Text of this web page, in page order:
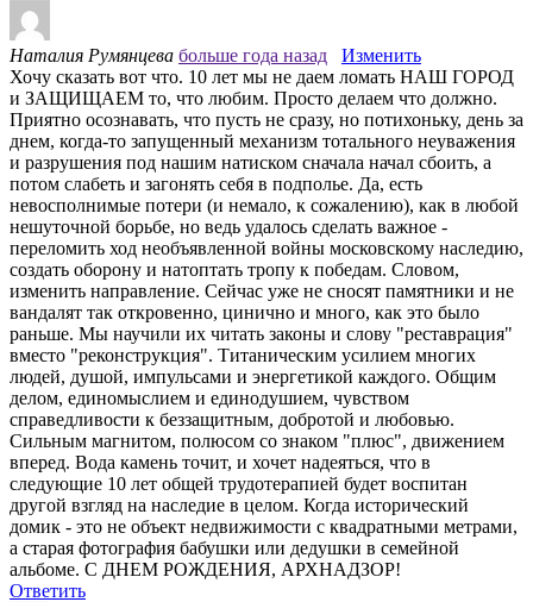
Наталия Румянцева больше года назад
Изменить
Хочу сказать вот что. 10 лет мы не даем ломать НАШ ГОРОД
и ЗАЩИЩАЕМ то, что любим. Просто делаем что должно.
Приятно осознавать, что пусть не сразу, но потихоньку, день за
днем, когда-то запущенный механизм тотального неуважения
и разрушения под нашим натиском сначала начал сбоить, а
потом слабеть и загонять себя в подполье. Да, есть
невосполнимые потери (и немало, к сожалению), как в любой
нешуточной борьбе, но ведь удалось сделать важное -
переломить ход необъявленной войны московскому наследию,
создать оборону и натоптать тропу к победам. Словом,
изменить направление. Сейчас уже не сносят памятники и не
вандалят так откровенно, цинично и много, как это было
раньше. Мы научили их читать законы и слову "реставрация"
вместо "реконструкция". Титаническим усилием многих
людей, душой, импульсами и энергетикой каждого. Общим
делом, единомыслием и единодушием, чувством
справедливости к беззащитным, добротой и любовью.
Сильным магнитом, полюсом со знаком "плюс", движением
вперед. Вода камень точит, и хочет надеяться, что в
следующие 10 лет общей трудотерапией будет воспитан
другой взгляд на наследие в целом. Когда исторический
домик - это не объект недвижимости с квадратными метрами,
а старая фотография бабушки или дедушки в семейной
альбоме. С ДНЕМ РОЖДЕНИЯ, АРХНАДЗОР!
Ответить